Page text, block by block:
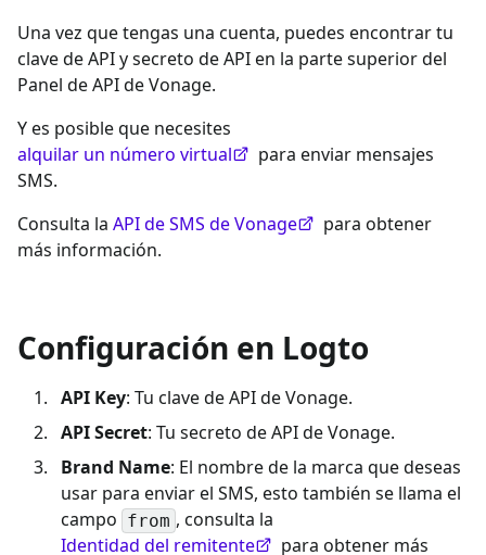
Una vez que tengas una cuenta, puedes encontrar tu
clave de API y secreto de API en la parte superior del
Panel de API de Vonage.
Y es posible que necesites
alquilar un número virtual
para enviar mensajes
SMS.
Consulta la API de SMS de Vonage
para obtener
más información.
Configuración en Logto
API Key: Tu clave de API de Vonage.
API Secret: Tu secreto de API de Vonage.
Brand Name: El nombre de la marca que deseas
usar para enviar el SMS, esto también se llama el
campo from , consulta la
Identidad del remitente
para obtener más